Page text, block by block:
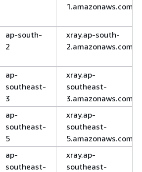
1.amazonaws.com
ap-south-
2
xray.ap-south-
2.amazonaws.com
ap-
southeast-
3
xray.ap-
southeast-
3.amazonaws.com
ap-
southeast-
5
xray.ap-
southeast-
5.amazonaws.com
ap-
southeast-
xray.ap-
southeast-